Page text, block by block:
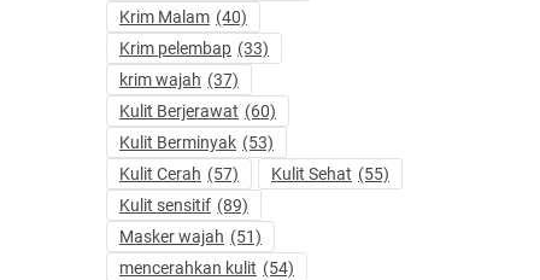
Krim Malam (40)
Krim pelembap (33)
krim wajah (37)
Kulit Berjerawat (60)
Kulit Berminyak (53)
Kulit Cerah (57) Kulit Sehat (55)
Kulit sensitif (89)
Masker wajah (51)
mencerahkan kulit (54)